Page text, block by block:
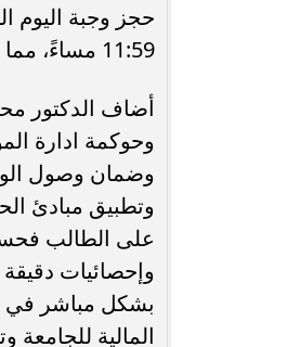
حجز وجبة اليوم
11:59 مساءً، مما يوفر الوقت والجهد ويمنع التكدس داخل المطاعم.
أضاف الدكتور
وحوكمة ادارة
وضمان وصول
وتطبيق مبادئ
على الطالب
وإحصائيات
بشكل مباشر في
المالية